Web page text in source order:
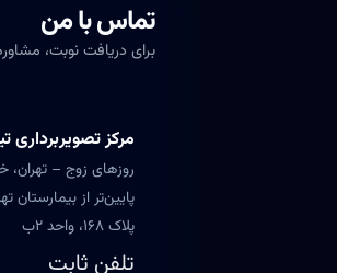
تماس با من
برای دریافت نوبت،
مرکز تصویربرداری
روزهای زوج – تهران،
پایین‌تر از بیمارستان
پلاک ۱۶۸، واحد ۲ب
تلفن ثابت